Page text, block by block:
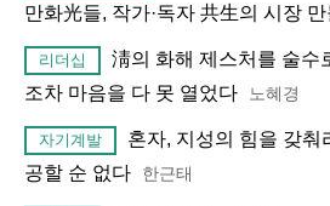
만화光들, 작가·독자 共生의 시장
리더십
淸의 화해 제스처를 술수
조차 마음을 다 못 열었다
노혜경
자기계발
혼자, 지성의 힘을 갖춰
공할 순 없다
한근태